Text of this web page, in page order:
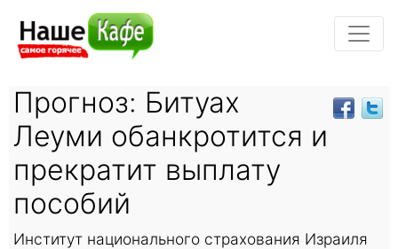
Прогноз: Битуах
Леуми обанкротится и
прекратит выплату
пособий
Институт национального страхования Израиля